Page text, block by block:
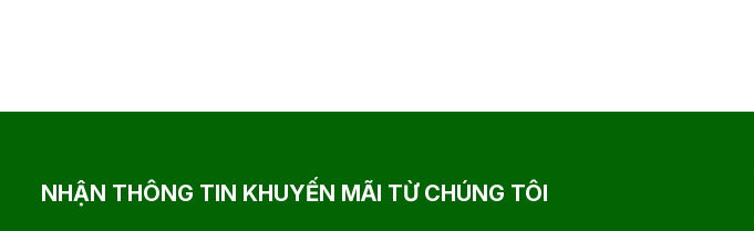
NHẬN THÔNG TIN KHUYẾN MÃI TỪ CHÚNG TÔI